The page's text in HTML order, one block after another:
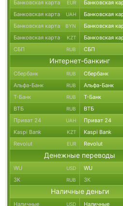
Банковская карта EUR Банковская
Банковская карта UAH Банковская
Банковская карта BYN Банковская
Банковская карта KZT Банковская
СБП RUB СБП
Интернет-банкинг
Сбербанк RUB Сбербанк
Альфа-Банк RUB Альфа-Банк
Т-Банк RUB Т-Банк
ВТБ RUB ВТБ
Приват 24 UAH Приват 24
Kaspi Bank KZT Kaspi Bank
Revolut EUR Revolut
Денежные переводы
WU USD WU
ЗК RUB ЗК
Наличные деньги
Наличные USD Наличные